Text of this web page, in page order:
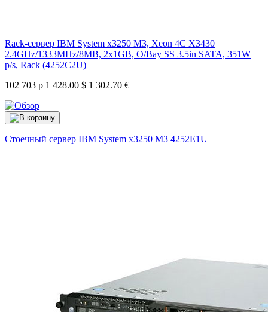
Rack-сервер IBM System x3250 M3, Xeon 4C X3430
2.4GHz/1333MHz/8MB, 2x1GB, O/Bay SS 3.5in SATA, 351W
p/s, Rack (4252C2U)
102 703 р 1 428.00 $ 1 302.70 €
Стоечный сервер IBM System x3250 M3 4252E1U